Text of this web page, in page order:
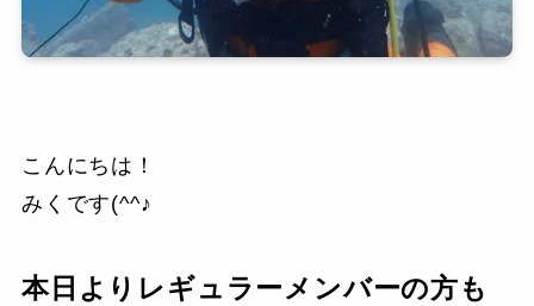
こんにちは！
みくです(^^♪
本日よりレギュラーメンバーの方も